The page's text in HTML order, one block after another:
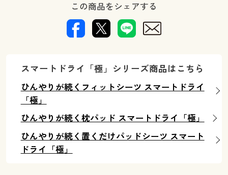
この商品をシェアする
スマートドライ「極」シリーズ商品はこちら
ひんやりが続くフィットシーツ スマートドライ
「極」
ひんやりが続く枕パッド スマートドライ「極」
ひんやりが続く置くだけパッドシーツ スマート
ドライ「極」